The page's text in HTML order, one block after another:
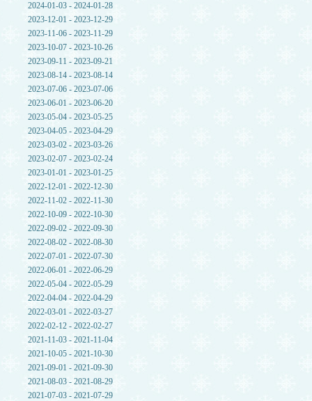
2024-01-03 - 2024-01-28
2023-12-01 - 2023-12-29
2023-11-06 - 2023-11-29
2023-10-07 - 2023-10-26
2023-09-11 - 2023-09-21
2023-08-14 - 2023-08-14
2023-07-06 - 2023-07-06
2023-06-01 - 2023-06-20
2023-05-04 - 2023-05-25
2023-04-05 - 2023-04-29
2023-03-02 - 2023-03-26
2023-02-07 - 2023-02-24
2023-01-01 - 2023-01-25
2022-12-01 - 2022-12-30
2022-11-02 - 2022-11-30
2022-10-09 - 2022-10-30
2022-09-02 - 2022-09-30
2022-08-02 - 2022-08-30
2022-07-01 - 2022-07-30
2022-06-01 - 2022-06-29
2022-05-04 - 2022-05-29
2022-04-04 - 2022-04-29
2022-03-01 - 2022-03-27
2022-02-12 - 2022-02-27
2021-11-03 - 2021-11-04
2021-10-05 - 2021-10-30
2021-09-01 - 2021-09-30
2021-08-03 - 2021-08-29
2021-07-03 - 2021-07-29